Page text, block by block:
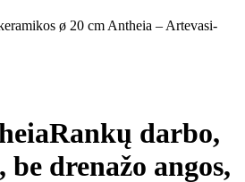
Rankų darbo,
drenažo angos,